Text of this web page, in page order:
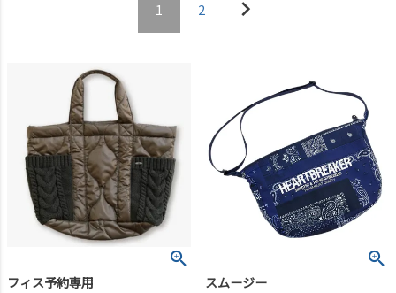
1 2
フィス予約専用 スムージー